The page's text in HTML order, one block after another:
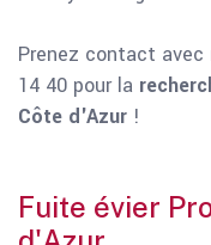
Prenez contact avec
14 40 pour la
Côte d'Azur !
Fuite évier